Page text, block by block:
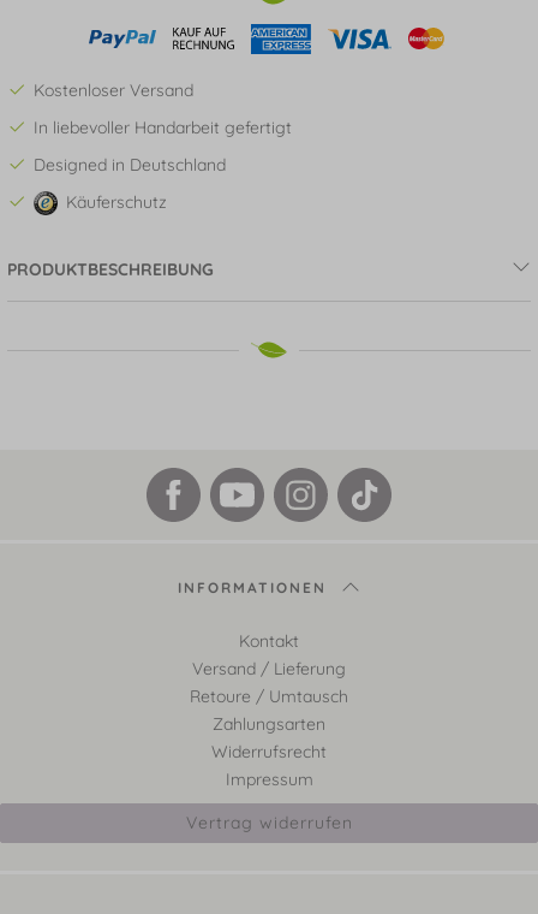
Kostenloser Versand
In liebevoller Handarbeit gefertigt
Designed in Deutschland
Käuferschutz
PRODUKTBESCHREIBUNG
INFORMATIONEN
Kontakt
Versand / Lieferung
Retoure / Umtausch
Zahlungsarten
Widerrufsrecht
Impressum
Vertrag widerrufen